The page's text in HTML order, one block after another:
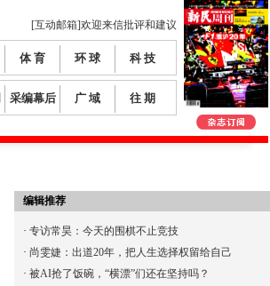
[互动邮箱]欢迎来信批评和建议
体 育 环 球 科 技
采编幕后 广 域 往 期
编辑推荐
· 专访常昊：今天的围棋不止竞技
· 尚雯婕：出道20年，把人生选择权留给自己
· 被AI抢了饭碗，“横漂”们还在坚持吗？